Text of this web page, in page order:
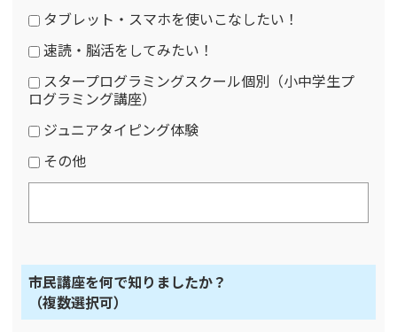
タブレット・スマホを使いこなしたい！
速読・脳活をしてみたい！
スタープログラミングスクール個別（小中学生プ
ログラミング講座）
ジュニアタイピング体験
その他
市民講座を何で知りましたか？
（複数選択可）